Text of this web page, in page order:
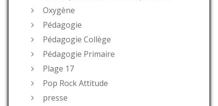
Oxygène
Pédagogie
Pédagogie Collège
Pédagogie Primaire
Plage 17
Pop Rock Attitude
presse